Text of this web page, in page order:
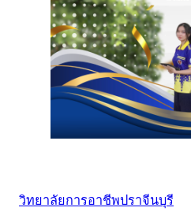
วิทยาลัยการอาชีพปราจีนบุรี